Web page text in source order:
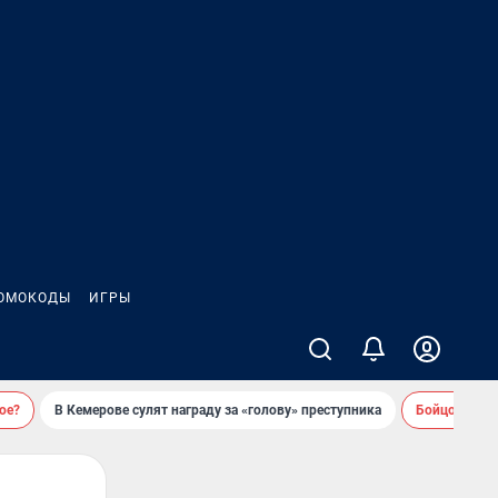
ИГРЫ
В Кемерове сулят награду за «голову» преступника Бойцовский